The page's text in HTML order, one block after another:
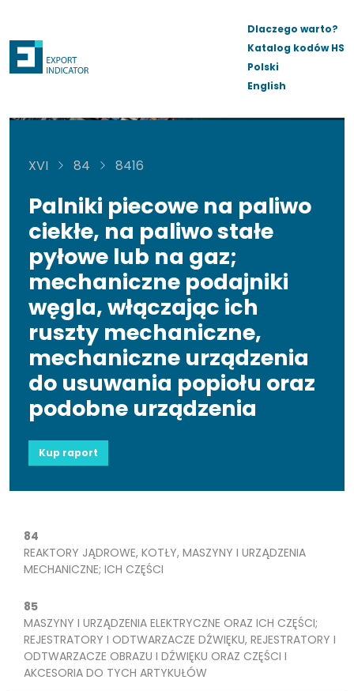
Dlaczego warto?
Katalog kodów HS
Polski
English
XVI 84 8416
Palniki piecowe na paliwo
ciekłe, na paliwo stałe
pyłowe lub na gaz;
mechaniczne podajniki
węgla, włączając ich
ruszty mechaniczne,
mechaniczne urządzenia
do usuwania popiołu oraz
podobne urządzenia
Kup raport
84
REAKTORY JĄDROWE, KOTŁY, MASZYNY I URZĄDZENIA
MECHANICZNE; ICH CZĘŚCI
85
MASZYNY I URZĄDZENIA ELEKTRYCZNE ORAZ ICH CZĘŚCI;
REJESTRATORY I ODTWARZACZE DŹWIĘKU, REJESTRATORY I
ODTWARZACZE OBRAZU I DŹWIĘKU ORAZ CZĘŚCI I
AKCESORIA DO TYCH ARTYKUŁÓW